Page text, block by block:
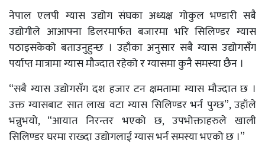
नेपाल एलपी ग्यास उद्योग संघका अध्यक्ष गोकुल भण्डारी सबै
उद्योगीले आआफ्ना डिलरमार्फत बजारमा भरि सिलिण्डर ग्यास
पठाइसकेको बताउनुहुन्छ । उहाँका अनुसार सबै ग्यास उद्योगसँग
पर्याप्त मात्रामा ग्यास मौज्दात रहेको र ग्यासमा कुनै समस्या छैन ।
“सबै ग्यास उद्योगसँग दश हजार टन क्षमतामा ग्यास मौज्दात छ ।
उक्त ग्यासबाट सात लाख वटा ग्यास सिलिण्डर भर्न पुग्छ”, उहाँले
भन्नुभयो, “आयात निरन्तर भएको छ, उपभोक्ताहरुले खाली
सिलिण्डर घरमा राख्दा उद्योगलाई ग्यास भर्न समस्या भएको छ ।”